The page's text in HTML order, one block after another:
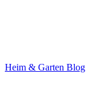
Heim & Garten Blog